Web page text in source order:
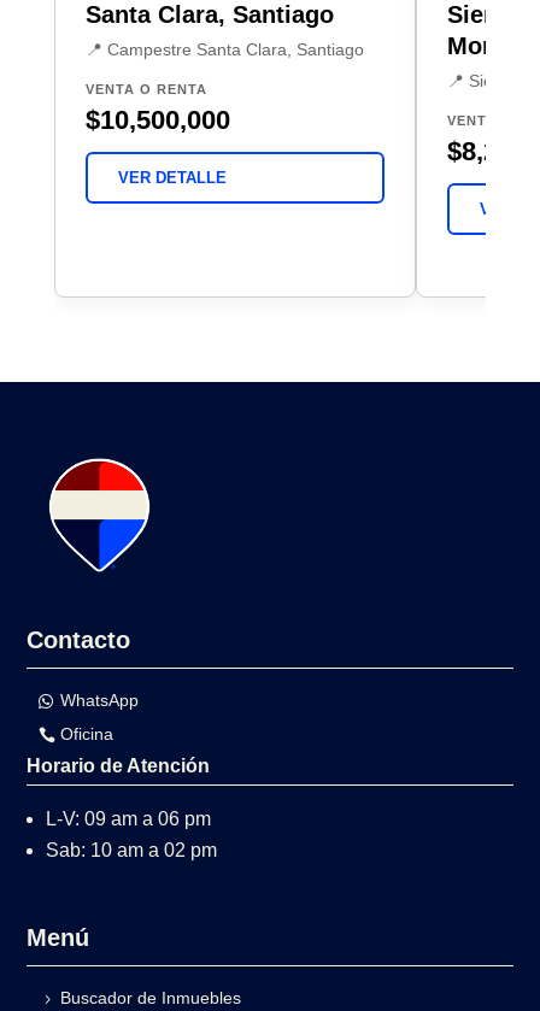
Santa Clara, Santiago
📍 Campestre Santa Clara, Santiago
VENTA O RENTA
$10,500,000
VER DETALLE
Sierra
📍 Sierra
VENTA
VER
Contacto
WhatsApp
Oficina
Horario de Atención
L-V: 09 am a 06 pm
Sab: 10 am a 02 pm
Menú
Buscador de Inmuebles